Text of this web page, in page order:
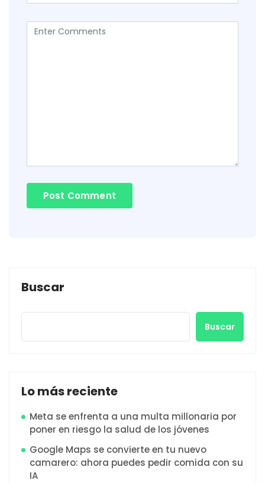
Buscar
Buscar
Lo más reciente
Meta se enfrenta a una multa millonaria por
poner en riesgo la salud de los jóvenes
Google Maps se convierte en tu nuevo
camarero: ahora puedes pedir comida con su
IA